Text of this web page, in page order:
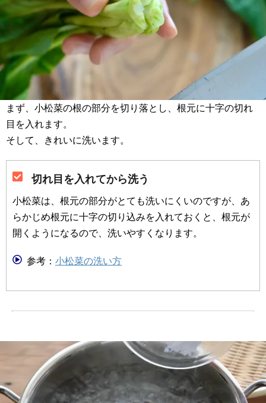
まず、小松菜の根の部分を切り落とし、根元に十字の切れ
目を入れます。
そして、きれいに洗います。
切れ目を入れてから洗う
小松菜は、根元の部分がとても洗いにくいのですが、あ
らかじめ根元に十字の切り込みを入れておくと、根元が
開くようになるので、洗いやすくなります。
参考： 小松菜の洗い方